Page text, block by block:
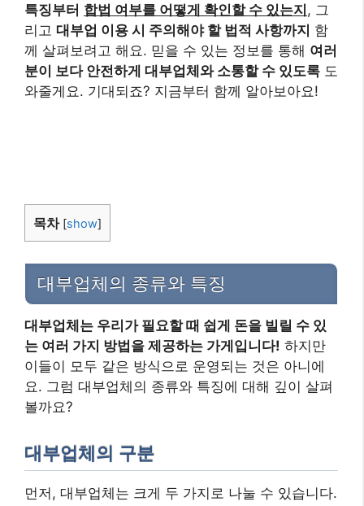
특징부터 합법 여부를 어떻게 확인할 수 있는지, 그
리고 대부업 이용 시 주의해야 할 법적 사항까지 함
께 살펴보려고 해요. 믿을 수 있는 정보를 통해 여러
분이 보다 안전하게 대부업체와 소통할 수 있도록 도
와줄게요. 기대되죠? 지금부터 함께 알아보아요!
목차 [show]
대부업체의 종류와 특징
대부업체는 우리가 필요할 때 쉽게 돈을 빌릴 수 있
는 여러 가지 방법을 제공하는 가게입니다! 하지만
이들이 모두 같은 방식으로 운영되는 것은 아니에
요. 그럼 대부업체의 종류와 특징에 대해 깊이 살펴
볼까요?
대부업체의 구분
먼저, 대부업체는 크게 두 가지로 나눌 수 있습니다.